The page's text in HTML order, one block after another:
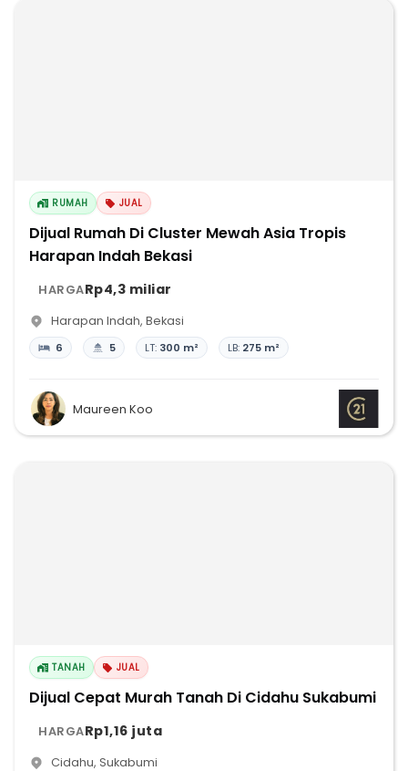
RUMAH JUAL
Dijual Rumah Di Cluster Mewah Asia Tropis
Harapan Indah Bekasi
HARGARp4,3 miliar
Harapan Indah, Bekasi
6 5 LT: 300 m² LB: 275 m²
Maureen Koo
TANAH JUAL
Dijual Cepat Murah Tanah Di Cidahu Sukabumi
HARGARp1,16 juta
Cidahu, Sukabumi